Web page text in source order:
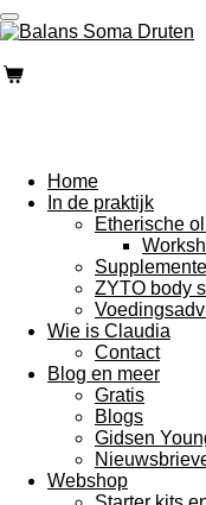
Ga
direct
naar
de
Home
In de praktijk
Etherische
ZYTO body
Wie is Claudia
Contact
Blog en meer
Gratis
Blogs
Gidsen
Webshop